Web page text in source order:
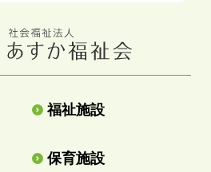
福祉施設
保育施設